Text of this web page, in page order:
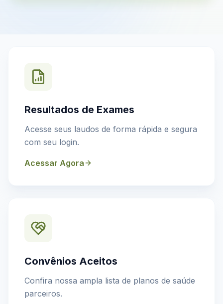
Resultados de Exames
Acesse seus laudos de forma rápida e segura
com seu login.
Acessar Agora
Convênios Aceitos
Confira nossa ampla lista de planos de saúde
parceiros.